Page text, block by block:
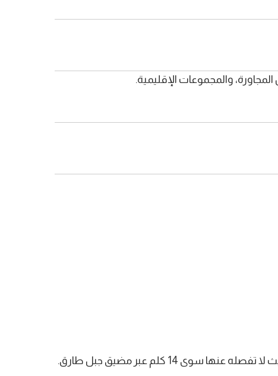
والمجموعات الإقليمية.
14 كلم عبر مضيق جبل طارق.